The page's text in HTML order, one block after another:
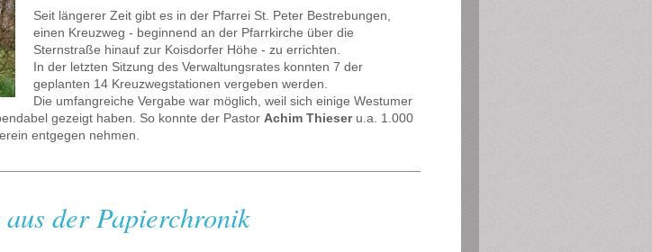
Seit längerer Zeit gibt es in der Pfarrei St. Peter Bestrebungen,
einen Kreuzweg - beginnend an der Pfarrkirche über die
Sternstraße hinauf zur Koisdorfer Höhe - zu errichten.
In der letzten Sitzung des Verwaltungsrates konnten 7 der
geplanten 14 Kreuzwegstationen vergeben werden.
Die umfangreiche Vergabe war möglich, weil sich einige Westumer
gezeigt haben. So konnte der PastorAchim Thieseru.a. 1.000
entgegen nehmen.
aus der Papierchronik